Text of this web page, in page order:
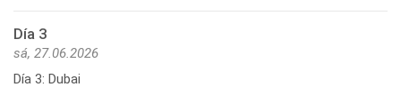
Día 3
sá, 27.06.2026
Día 3: Dubai